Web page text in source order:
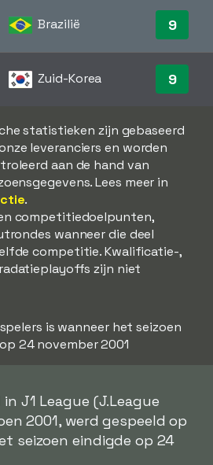
Brazilië 9
Zuid-Korea 9
statistieken zijn gebaseerd
leveranciers en worden
aan de hand van
Lees meer in
.
competitiedoelpunten,
wanneer die deel
competitie. Kwalificatie-,
zijn niet
is wanneer het seizoen
24 november 2001
J1 League (J.League
2001, werd gespeeld op
seizoen eindigde op 24